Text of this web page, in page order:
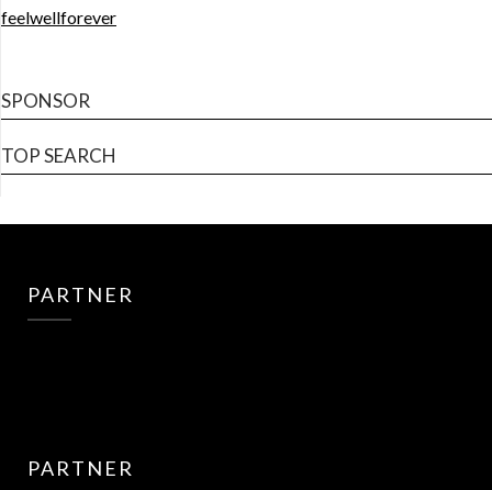
feelwellforever
SPONSOR
TOP SEARCH
PARTNER
PARTNER